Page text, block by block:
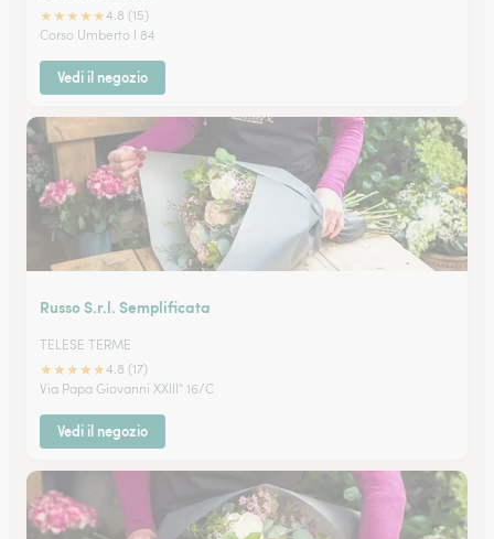
★★★★★4.8 (15)
Corso Umberto I 84
Vedi il negozio
Russo S.r.l. Semplificata
TELESE TERME
★★★★★4.8 (17)
Via Papa Giovanni XXIII° 16/C
Vedi il negozio